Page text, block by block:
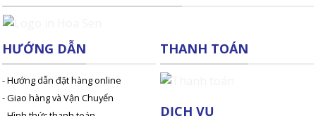
HƯỚNG DẪN
- Hướng dẫn đặt hàng online
- Giao hàng và Vận Chuyển
THANH TOÁN
DỊCH VỤ